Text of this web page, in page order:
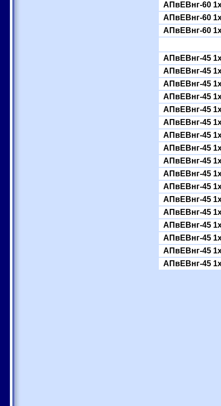
АПвЕВнг-60
АПвЕВнг-60
АПвЕВнг-60
АПвЕВнг-45
АПвЕВнг-45
АПвЕВнг-45
АПвЕВнг-45
АПвЕВнг-45
АПвЕВнг-45
АПвЕВнг-45
АПвЕВнг-45
АПвЕВнг-45
АПвЕВнг-45
АПвЕВнг-45
АПвЕВнг-45
АПвЕВнг-45
АПвЕВнг-45
АПвЕВнг-45
АПвЕВнг-45
АПвЕВнг-45